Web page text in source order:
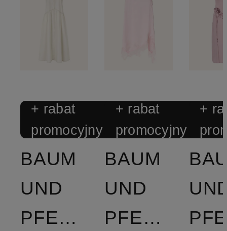
+ rabat
promocyjny
BAUM
UND
PFERDGARTEN
+ rabat
promocyjny
BAUM
UND
PFERDGARTEN
+